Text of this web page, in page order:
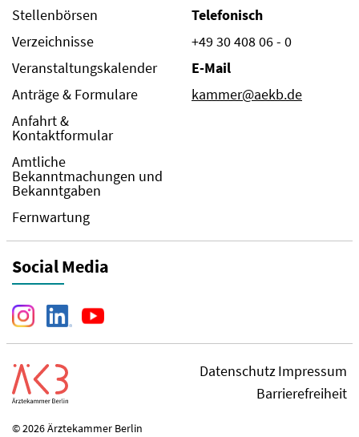
Stellenbörsen
Verzeichnisse
Veranstaltungskalender
Anträge & Formulare
Anfahrt &
Kontaktformular
Amtliche
Bekanntmachungen und
Bekanntgaben
Fernwartung
Telefonisch
+49 30 408 06 - 0
E-Mail
kammer@aekb.de
Social Media
DatenschutzImpressum
Barrierefreiheit
© 2026 Ärztekammer Berlin